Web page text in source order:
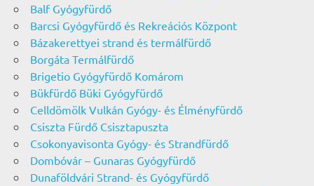
Balf Gyógyfürdő
Barcsi Gyógyfürdő és Rekreációs Központ
Bázakerettyei strand és termálfürdő
Borgáta Termálfürdő
Brigetio Gyógyfürdő Komárom
Bükfürdő Büki Gyógyfürdő
Celldömölk Vulkán Gyógy- és Élményfürdő
Csiszta Fürdő Csisztapuszta
Csokonyavisonta Gyógy- és Strandfürdő
Dombóvár – Gunaras Gyógyfürdő
Dunaföldvári Strand- és Gyógyfürdő